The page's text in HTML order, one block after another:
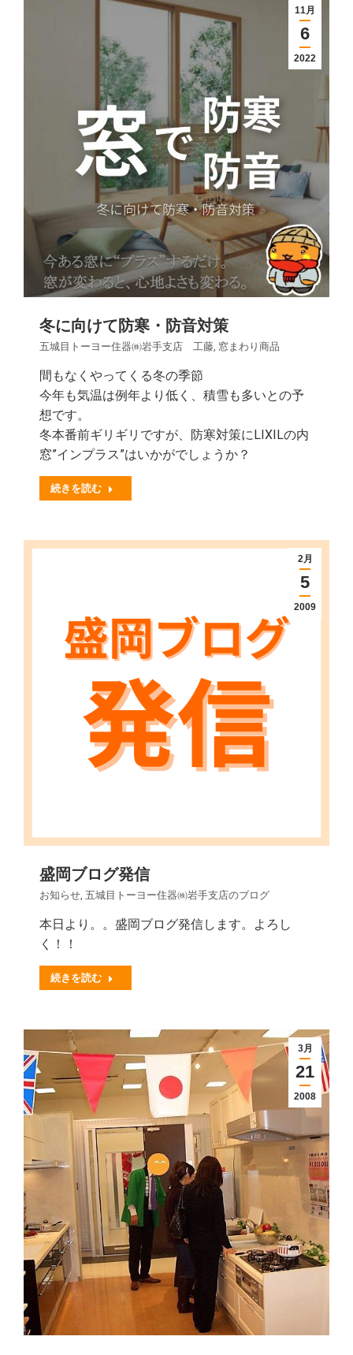
11月
6
2022
冬に向けて防寒・防音対策
五城目トーヨー住器㈱岩手支店 工藤, 窓まわり商品
間もなくやってくる冬の季節
今年も気温は例年より低く、積雪も多いとの予
想です。
冬本番前ギリギリですが、防寒対策にLIXILの内
窓”インプラス”はいかがでしょうか？
続きを読む
2月
5
2009
盛岡ブログ発信
お知らせ, 五城目トーヨー住器㈱岩手支店のブログ
本日より。。盛岡ブログ発信します。よろし
く！！
続きを読む
3月
21
2008